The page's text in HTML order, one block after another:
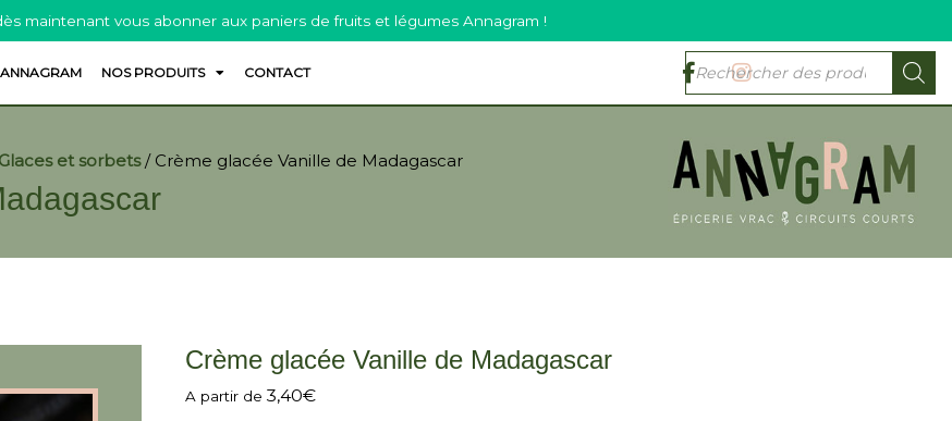
NOS PRODUITS CONTACT
Glaces et sorbets/ Crème glacée Vanille de Madagascar
Crème glacée Vanille de Madagascar
A partir de 3,40€
maintenant vous abonner aux paniers de fruits et légumes Annagram !